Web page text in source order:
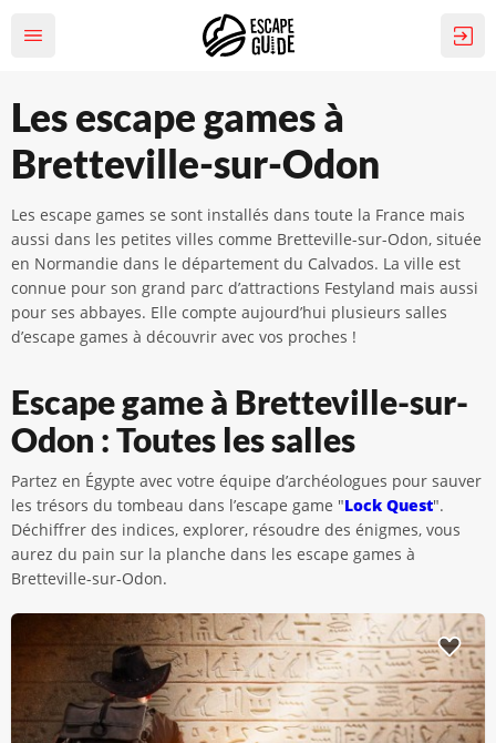
Les escape games à
Bretteville-sur-Odon
Les escape games se sont installés dans toute la France mais
aussi dans les petites villes comme Bretteville-sur-Odon, située
en Normandie dans le département du Calvados. La ville est
connue pour son grand parc d’attractions Festyland mais aussi
pour ses abbayes. Elle compte aujourd’hui plusieurs salles
d’escape games à découvrir avec vos proches !
Escape game à Bretteville-sur-
Odon : Toutes les salles
Partez en Égypte avec votre équipe d’archéologues pour sauver
les trésors du tombeau dans l’escape game "Lock Quest".
Déchiffrer des indices, explorer, résoudre des énigmes, vous
aurez du pain sur la planche dans les escape games à
Bretteville-sur-Odon.